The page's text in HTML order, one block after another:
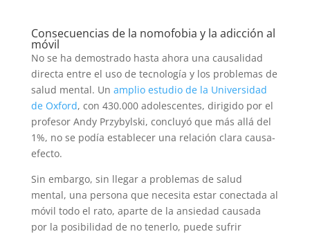
Consecuencias de la nomofobia y la adicción al
móvil
No se ha demostrado hasta ahora una causalidad
directa entre el uso de tecnología y los problemas de
salud mental. Un amplio estudio de la Universidad
de Oxford, con 430.000 adolescentes, dirigido por el
profesor Andy Przybylski, concluyó que más allá del
1%, no se podía establecer una relación clara causa-
efecto.
Sin embargo, sin llegar a problemas de salud
mental, una persona que necesita estar conectada al
móvil todo el rato, aparte de la ansiedad causada
por la posibilidad de no tenerlo, puede sufrir